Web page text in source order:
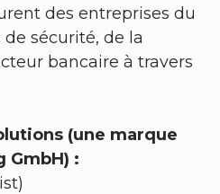
des entreprises du
sécurité, de la
bancaire à travers
(une marque
GmbH) :